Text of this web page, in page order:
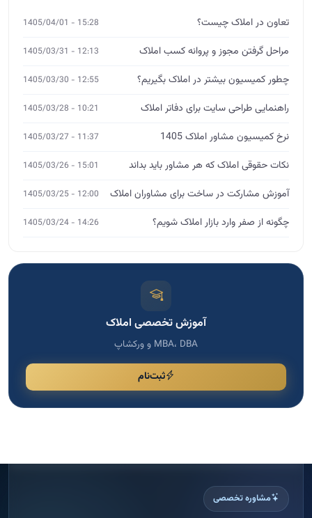
تعاون در املاک چیست؟ 15:28 - 1405/04/01
مراحل گرفتن مجوز و پروانه کسب املاک 12:13 - 1405/03/31
چطور کمیسیون بیشتر در املاک بگیریم؟ 12:55 - 1405/03/30
راهنمایی طراحی سایت برای دفاتر املاک 10:21 - 1405/03/28
نرخ کمیسیون مشاور املاک 1405 11:37 - 1405/03/27
نکات حقوقی املاک که هر مشاور باید بداند 15:01 - 1405/03/26
آموزش مشارکت در ساخت برای مشاوران املاک 12:00 - 1405/03/25
چگونه از صفر وارد بازار املاک شویم؟ 14:26 - 1405/03/24
آموزش تخصصی املاک
MBA، DBA و ورکشاپ
ثبت‌نام
مشاوره تخصصی